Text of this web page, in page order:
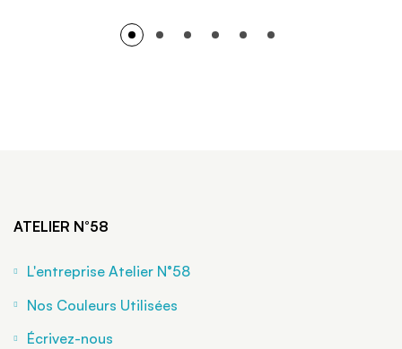
ATELIER N°58
L'entreprise Atelier N°58
Nos Couleurs Utilisées
Écrivez-nous